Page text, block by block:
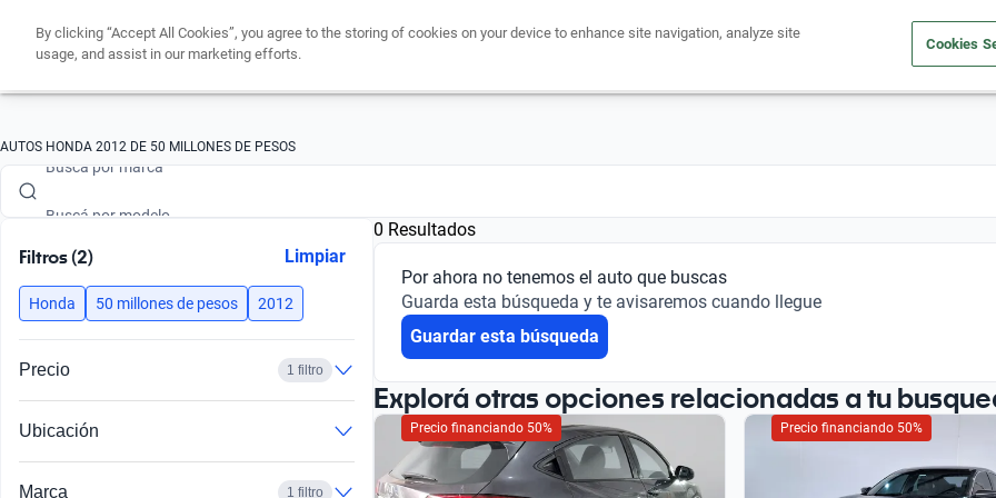
Comprá un auto Outlet
AUTOS HONDA 2012 DE 50 MILLONES DE PESOS
Buscá por marca
Buscá por año
Buscá por marca
Buscá por versión
Buscá por año
Filtros (2) Limpiar
Honda 50 millones de pesos 2012
Precio 1 filtro
Ubicación
Marca 1 filtro
0 Resultados
Por ahora no tenemos el auto que buscas
Guarda esta búsqueda y te avisaremos cuando llegue
Guardar esta búsqueda
Explorá otras opciones relacionadas a tu
Precio financiando 50% Precio financiando 50%
By clicking “Accept All Cookies”, you agree to the storing of cookies on your device to enhance site navigation, analyze site
usage, and assist in our marketing efforts.
Cookies